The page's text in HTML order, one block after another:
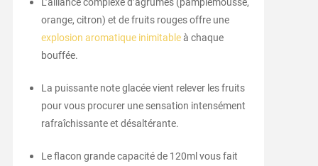
orange, citron) et de fruits rouges offre une
explosion aromatique inimitableà chaque
bouffée.
La puissante note glacée vient relever les fruits
pour vous procurer une sensation intensément
rafraîchissante et désaltérante.
Le flacon grande capacité de 120ml vous fait